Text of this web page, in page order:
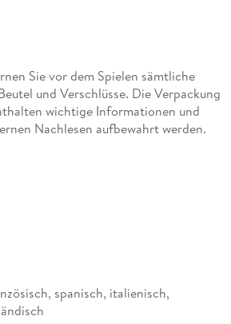
Sie vor dem Spielen sämtliche
und Verschlüsse. Die Verpackung
wichtige Informationen und
Nachlesen aufbewahrt werden.
spanisch, italienisch,